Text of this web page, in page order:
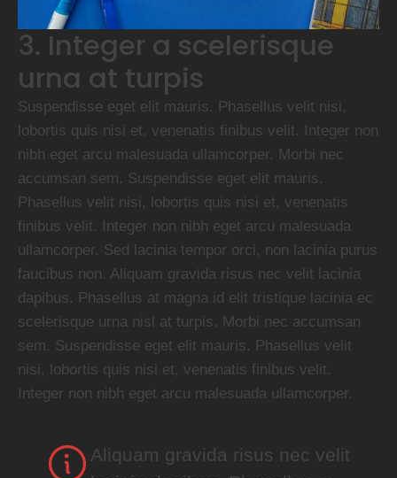
3. Integer a scelerisque
urna at turpis
Suspendisse eget elit mauris. Phasellus velit nisi,
lobortis quis nisi et, venenatis finibus velit. Integer non
nibh eget arcu malesuada ullamcorper. Morbi nec
accumsan sem. Suspendisse eget elit mauris.
Phasellus velit nisi, lobortis quis nisi et, venenatis
finibus velit. Integer non nibh eget arcu malesuada
ullamcorper. Sed lacinia tempor orci, non lacinia purus
faucibus non. Aliquam gravida risus nec velit lacinia
dapibus. Phasellus at magna id elit tristique lacinia ec
scelerisque urna nisl at turpis. Morbi nec accumsan
sem. Suspendisse eget elit mauris. Phasellus velit
nisi, lobortis quis nisi et, venenatis finibus velit.
Integer non nibh eget arcu malesuada ullamcorper.
Aliquam gravida risus nec velit